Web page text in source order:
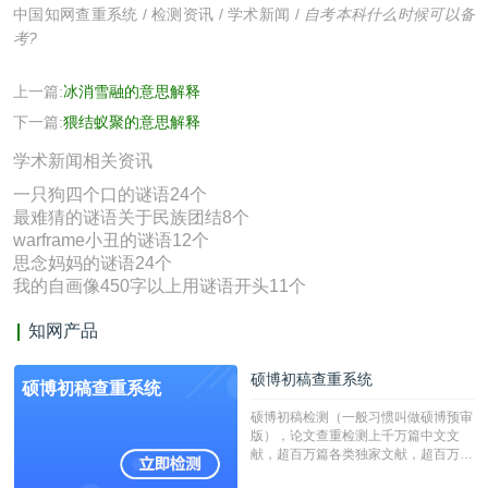
中国知网查重系统 /检测资讯 / 学术新闻 / 自考本科什么时候可以备
考?
上一篇:冰消雪融的意思解释
下一篇:猥结蚁聚的意思解释
学术新闻相关资讯
一只狗四个口的谜语24个
最难猜的谜语关于民族团结8个
warframe小丑的谜语12个
思念妈妈的谜语24个
我的自画像450字以上用谜语开头11个
知网产品
硕博初稿查重系统 硕博初稿查重系统
硕博初稿检测（一般习惯叫做硕博预审
版），论文查重检测上千万篇中文文
献，超百万篇各类独家文献，超百万港